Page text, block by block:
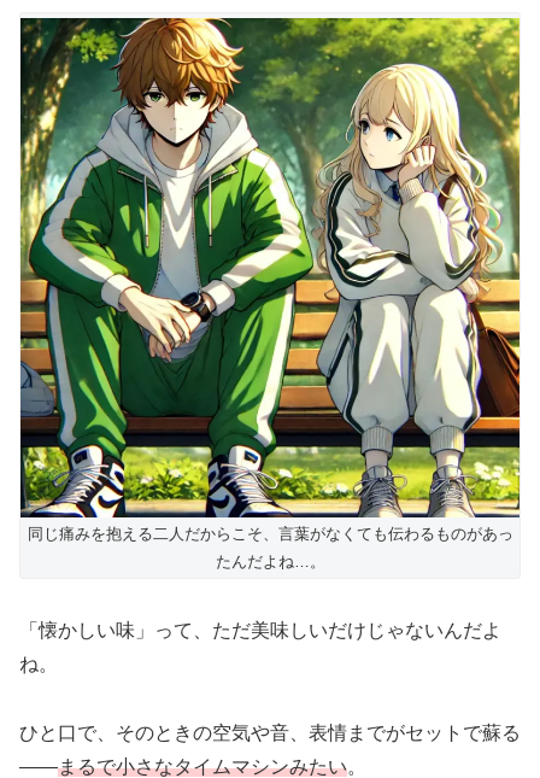
同じ痛みを抱える二人だからこそ、言葉がなくても伝わるものがあっ
たんだよね…。
「懐かしい味」って、ただ美味しいだけじゃないんだよ
ね。
ひと口で、そのときの空気や音、表情までがセットで蘇る
――まるで小さなタイムマシンみたい。